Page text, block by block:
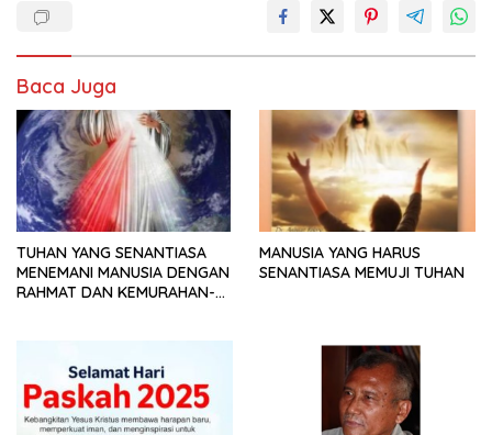
Baca Juga
TUHAN YANG SENANTIASA
MENEMANI MANUSIA DENGAN
RAHMAT DAN KEMURAHAN-
MANUSIA YANG HARUS
SENANTIASA MEMUJI TUHAN